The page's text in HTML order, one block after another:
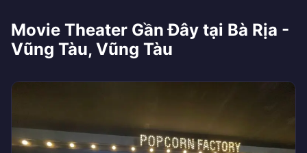
Movie Theater Gần Đây tại Bà Rịa -
Vũng Tàu, Vũng Tàu